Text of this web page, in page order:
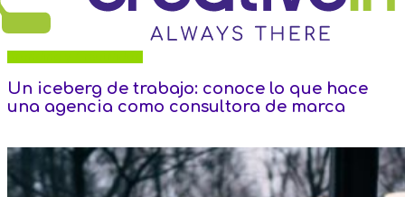
Un iceberg de trabajo: conoce lo que hace
una agencia como consultora de marca